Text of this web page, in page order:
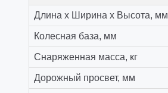
Длина x Ширина x Высота, мм
Колесная база, мм
Снаряженная масса, кг
Дорожный просвет, мм